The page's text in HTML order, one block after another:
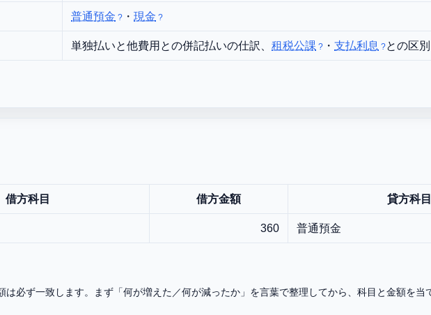
普通預金 ・現金
単独払いと他費用との併記払いの仕訳、 租税公課 ・支払利息 との区別
借方科目 借方金額 貸方科目
360 普通預金
必ず一致します。まず「何が増えた／何が減ったか」を言葉で整理してから、科目と金額を当